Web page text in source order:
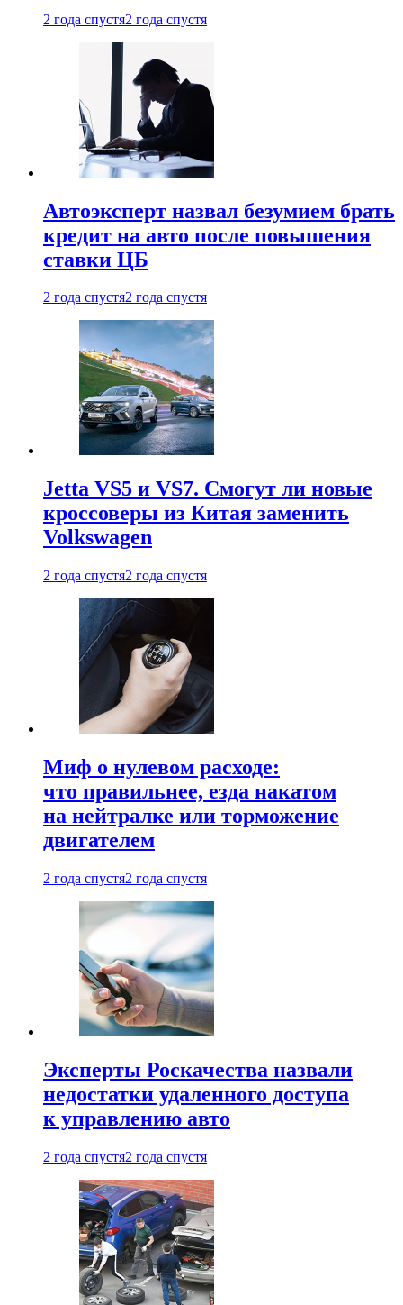
2 года спустя2 года спустя
Автоэксперт назвал безумием брать
кредит на авто после повышения
ставки ЦБ
2 года спустя2 года спустя
Jetta VS5 и VS7. Смогут ли новые
кроссоверы из Китая заменить
Volkswagen
2 года спустя2 года спустя
Миф о нулевом расходе:
что правильнее, езда накатом
на нейтралке или торможение
двигателем
2 года спустя2 года спустя
Эксперты Роскачества назвали
недостатки удаленного доступа
к управлению авто
2 года спустя2 года спустя